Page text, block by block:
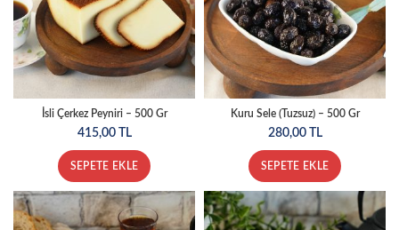
İsli Çerkez Peyniri – 500 Gr
415,00 TL
SEPETE EKLE
Kuru Sele (Tuzsuz) – 500 Gr
280,00 TL
SEPETE EKLE